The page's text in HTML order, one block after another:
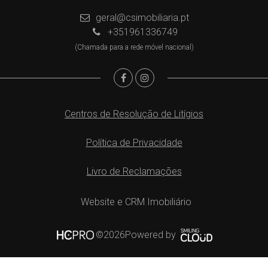
geral@csimobiliaria.pt
+351961336749
(Chamada para a rede móvel nacional)
Centros de Resolução de Litígios
Política de Privacidade
Livro de Reclamações
Website e CRM Imobiliário
©2026Powered by